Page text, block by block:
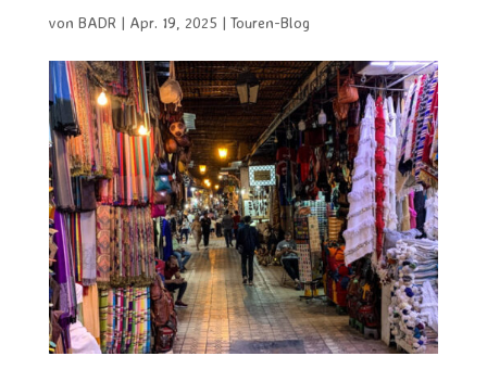
von BADR | Apr. 19, 2025 | Touren-Blog